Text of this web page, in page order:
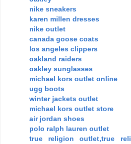
nike sneakers
karen millen dresses
nike outlet
canada goose coats
los angeles clippers
oakland raiders
oakley sunglasses
michael kors outlet online
ugg boots
winter jackets outlet
michael kors outlet store
air jordan shoes
polo ralph lauren outlet
true religion outlet,true